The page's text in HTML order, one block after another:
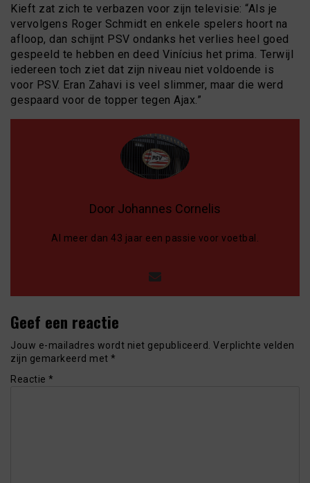
Kieft zat zich te verbazen voor zijn televisie: “Als je
vervolgens Roger Schmidt en enkele spelers hoort na
afloop, dan schijnt PSV ondanks het verlies heel goed
gespeeld te hebben en deed Vinícius het prima. Terwijl
iedereen toch ziet dat zijn niveau niet voldoende is
voor PSV. Eran Zahavi is veel slimmer, maar die werd
gespaard voor de topper tegen Ajax.”
Door Johannes Cornelis
Al meer dan 43 jaar een passie voor voetbal.
Geef een reactie
Jouw e-mailadres wordt niet gepubliceerd. Verplichte velden
zijn gemarkeerd met *
Reactie *